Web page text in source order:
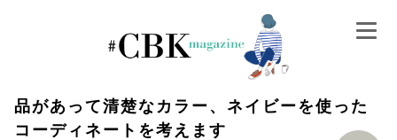
品があって清楚なカラー、ネイビーを使った
コーディネートを考えます